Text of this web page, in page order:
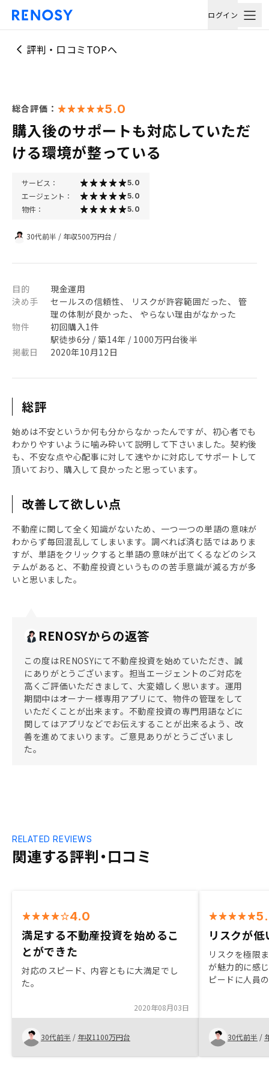
ログイン
評判・口コミTOPへ
総合評価： 5.0
購入後のサポートも対応していただ
ける環境が整っている
サービス： 5.0
エージェント： 5.0
物件： 5.0
30代前半 / 年収500万円台 /
目的
現金運用
決め手
セールスの信頼性、 リスクが許容範囲だった、 管
理の体制が良かった、 やらない理由がなかった
物件
初回購入1件
駅徒歩6分 / 築14年 / 1000万円台後半
掲載日
2020年10月12日
総評
始めは不安というか何も分からなかったんですが、初心者でも
わかりやすいように噛み砕いて説明して下さいました。契約後
も、不安な点や心配事に対して速やかに対応してサポートして
頂いており、購入して良かったと思っています。
改善して欲しい点
不動産に関して全く知識がないため、一つ一つの単語の意味が
わからず毎回混乱してしまいます。調べれば済む話ではありま
すが、単語をクリックすると単語の意味が出てくるなどのシス
テムがあると、不動産投資というものの苦手意識が減る方が多
いと思いました。
RENOSYからの返答
この度はRENOSYにて不動産投資を始めていただき、誠
にありがとうございます。担当エージェントのご対応を
高くご評価いただきまして、大変嬉しく思います。運用
期間中はオーナー様専用アプリにて、物件の管理をして
いただくことが出来ます。不動産投資の専門用語などに
関してはアプリなどでお伝えすることが出来るよう、改
善を進めてまいります。ご意見ありがとうございまし
た。
関連する評判・口コミ
RELATED REVIEWS
4.0
満足する不動産投資を始めるこ
とができた
対応のスピード、内容ともに大満足でし
た。
2020年08月03日
30代前半 / 年収1100万円台
リスクが
リスクを極限
が魅力的に感
ピードに人員
30代前半 /